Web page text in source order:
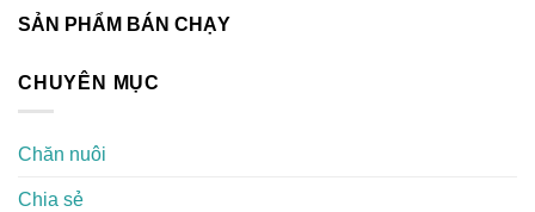
SẢN PHẨM BÁN CHẠY
CHUYÊN MỤC
Chăn nuôi
Chia sẻ